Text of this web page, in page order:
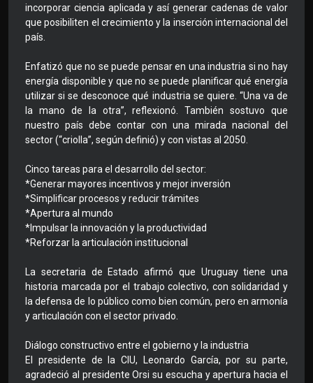
incorporar ciencia aplicada y así generar cadenas de valor
que posibiliten el crecimiento y la inserción internacional del
país.
Enfatizó que no se puede pensar en una industria si no hay
energía disponible y que no se puede planificar qué energía
utilizar si se desconoce qué industria se quiere. “Una va de
la mano de la otra”, reflexionó. También sostuvo que
nuestro país debe contar con una mirada nacional del
sector (“criolla”, según definió) y con vistas al 2050.
Cinco tareas para el desarrollo del sector:
*Generar mayores incentivos y mejor inversión
*Simplificar procesos y reducir trámites
*Apertura al mundo
*Impulsar la innovación y la productividad
*Reforzar la articulación institucional
La secretaria de Estado afirmó que Uruguay tiene una
historia marcada por el trabajo colectivo, con solidaridad y
la defensa de lo público como bien común, pero en armonía
y articulación con el sector privado.
Diálogo constructivo entre el gobierno y la industria
El presidente de la CIU, Leonardo García, por su parte,
agradeció al presidente Orsi su escucha y apertura hacia el